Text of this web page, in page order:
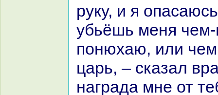
руку, и я
убьёшь меня чем-
понюхаю, или
царь, – сказал
нaгpaда мне от